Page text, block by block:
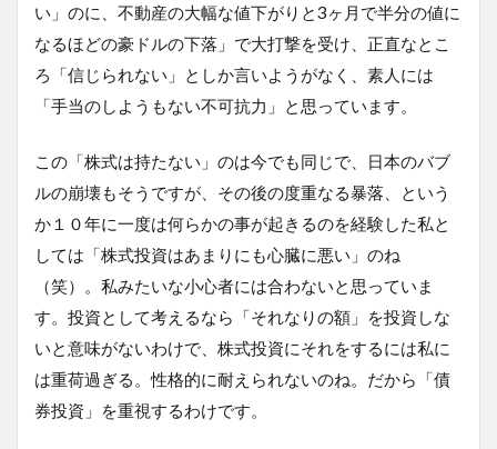
い」のに、不動産の大幅な値下がりと3ヶ月で半分の値に
なるほどの豪ドルの下落」で大打撃を受け、正直なとこ
ろ「信じられない」としか言いようがなく、素人には
「手当のしようもない不可抗力」と思っています。
この「株式は持たない」のは今でも同じで、日本のバブ
ルの崩壊もそうですが、その後の度重なる暴落、という
か１０年に一度は何らかの事が起きるのを経験した私と
しては「株式投資はあまりにも心臓に悪い」のね
（笑）。私みたいな小心者には合わないと思っていま
す。投資として考えるなら「それなりの額」を投資しな
いと意味がないわけで、株式投資にそれをするには私に
は重荷過ぎる。性格的に耐えられないのね。だから「債
券投資」を重視するわけです。